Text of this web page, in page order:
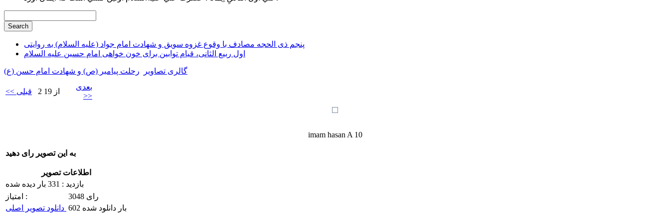
پنجم ذی الحجه مصادف با وقوع غزوه سویق و شهادت امام جواد (علیه السلام) به روایتی
اول ربیع الثانی، قیام توابین برای خون خواهی امام حسین علیه السلام
گالری تصاویر رحلت پیامبر (ص) و شهادت امام حسن (ع)
<< قبلی 2 از 19
بعدی
>>
imam hasan A 10
اطلاعات تصویر
بازدید : 331 بار دیده شده
امتیاز :
3048 رای